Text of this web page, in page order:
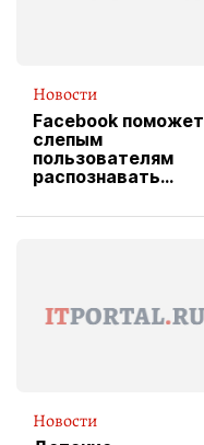
Новости
Facebook поможет
слепым
пользователям
распознавать
Новости